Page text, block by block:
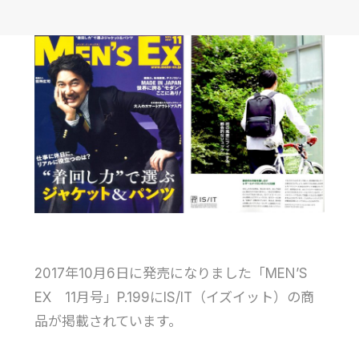
2017年10月6日に発売になりました「MEN’S
EX 11月号」P.199にIS/IT（イズイット）の商
品が掲載されています。